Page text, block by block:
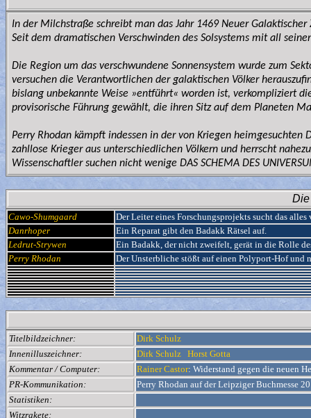
In der Milchstraße schreibt man das Jahr 1469 Neuer
Seit dem dramatischen Verschwinden des Solsystems mit all
Die Region um das verschwundene Sonnensystem wurde zum
versuchen die Verantwortlichen der galaktischen Völker
bislang unbekannte Weise »entführt« worden ist, verkompliziert
provisorische Führung gewählt, die ihren Sitz auf dem Planeten
Perry Rhodan kämpft indessen in der von Kriegen heimgesuchten
zahllose Krieger aus unterschiedlichen Völkern und herrscht
Wissenschaftler suchen nicht wenige DAS SCHEMA DES
Cawo-Shumgaard
Der Leiter eines Forschungsprojekts sucht das alles
Danrhoper
Ein Reparat gibt den Badakk Rätsel auf.
Ledrut-Strywen
Ein Badakk, der nicht zweifelt, gerät in die Rolle
Perry Rhodan
Der Unsterbliche stößt auf einen Polyport-Hof und
Titelbildzeichner:
Dirk Schulz
Innenilluszeichner:
Dirk Schulz Horst Gotta
Kommentar / Computer:
Rainer Castor: Widerstand gegen die neuen
PR-Kommunikation:
Perry Rhodan auf der Leipziger Buchmesse
Statistiken:
Witzrakete: